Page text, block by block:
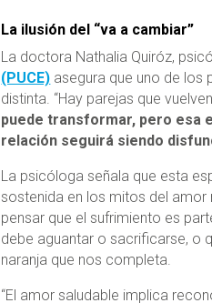
La ilusión del “va a cambiar”
La doctora Nathalia Quiróz,
(PUCE) asegura que uno de los
distinta. “Hay parejas que
puede transformar, pero esa
relación seguirá siendo
La psicóloga señala que esta
sostenida en los mitos del amor
pensar que el sufrimiento es
debe aguantar o sacrificarse, o
naranja que nos completa.
“El amor saludable implica